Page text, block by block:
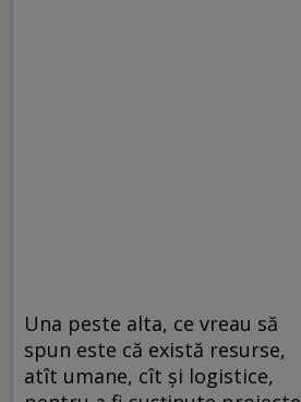
Una peste alta, ce vreau să
spun este că există resurse,
atît umane, cît și logistice,